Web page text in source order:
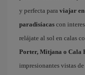
y perfecta para viajar
paradisíacas con
relájate al sol en calas
Porter, Mitjana o Cala
impresionantes vistas